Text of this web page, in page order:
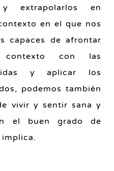
extrapolarlos en
en el que nos
capaces de afrontar
con las
y aplicar los
podemos también
vivir y sentir sana y
el buen grado de